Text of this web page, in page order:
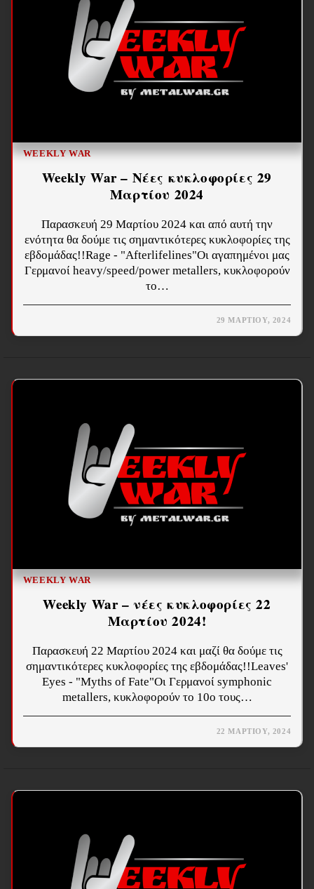
WEEKLY WAR
Weekly War – Νέες κυκλοφορίες 29
Μαρτίου 2024
Παρασκευή 29 Μαρτίου 2024 και από αυτή την
ενότητα θα δούμε τις σημαντικότερες κυκλοφορίες της
εβδομάδας!!Rage - "Afterlifelines"Οι αγαπημένοι μας
Γερμανοί heavy/speed/power metallers, κυκλοφορούν
το…
29 ΜΑΡΤΊΟΥ, 2024
WEEKLY WAR
Weekly War – νέες κυκλοφορίες 22
Μαρτίου 2024!
Παρασκευή 22 Μαρτίου 2024 και μαζί θα δούμε τις
σημαντικότερες κυκλοφορίες της εβδομάδας!!Leaves'
Eyes - "Myths of Fate"Οι Γερμανοί symphonic
metallers, κυκλοφορούν το 10ο τους…
22 ΜΑΡΤΊΟΥ, 2024